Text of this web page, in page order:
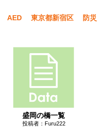
AED 東京都新宿区
防災
盛岡の橋一覧
投稿者：Furu222